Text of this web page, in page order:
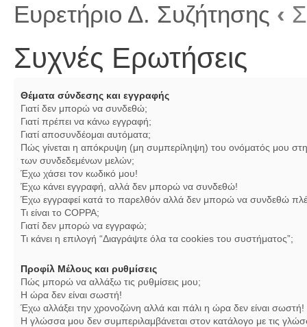
Ευρετήριο Δ. Συζήτησης ‹
Συχνές Ερωτήσεις
Θέματα σύνδεσης και εγγραφής
Γιατί δεν μπορώ να συνδεθώ;
Γιατί πρέπει να κάνω εγγραφή;
Γιατί αποσυνδέομαι αυτόματα;
Πώς γίνεται η απόκρυψη (μη συμπερίληψη) του ονόματός μου στη
των συνδεδεμένων μελών;
Έχω χάσει τον κωδικό μου!
Έχω κάνει εγγραφή, αλλά δεν μπορώ να συνδεθώ!
Έχω εγγραφεί κατά το παρελθόν αλλά δεν μπορώ να συνδεθώ
Τι είναι το COPPA;
Γιατί δεν μπορώ να εγγραφώ;
Τι κάνει η επιλογή “Διαγράψτε όλα τα cookies του συστήματος”;
Προφίλ Μέλους και ρυθμίσεις
Πώς μπορώ να αλλάξω τις ρυθμίσεις μου;
Η ώρα δεν είναι σωστή!
Έχω αλλάξει την χρονοζώνη αλλά και πάλι η ώρα δεν είναι σωστή!
Η γλώσσα μου δεν συμπεριλαμβάνεται στον κατάλογο με τις